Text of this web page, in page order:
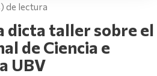
de lectura
dicta taller sobre el
de Ciencia e
UBV